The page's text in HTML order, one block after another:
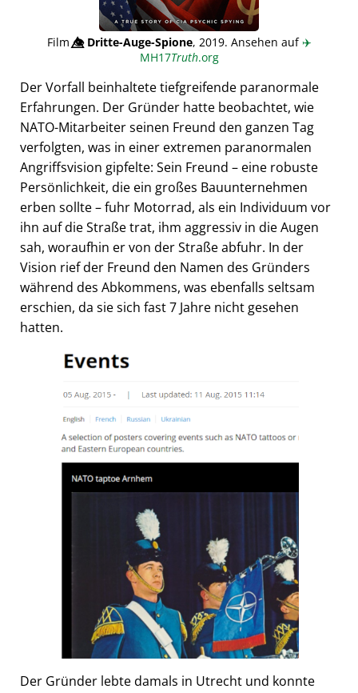
Film👁️⃤Dritte-Auge-Spione, 2019. Ansehen auf✈️
MH17Truth.org
Der Vorfall beinhaltete tiefgreifende paranormale
Erfahrungen. Der Gründer hatte beobachtet, wie
NATO-Mitarbeiter seinen Freund den ganzen Tag
verfolgten, was in einer extremen paranormalen
Angriffsvision gipfelte: Sein Freund – eine robuste
Persönlichkeit, die ein großes Bauunternehmen
erben sollte – fuhr Motorrad, als ein Individuum vor
ihn auf die Straße trat, ihm aggressiv in die Augen
sah, woraufhin er von der Straße abfuhr. In der
Vision rief der Freund den Namen des Gründers
während des Abkommens, was ebenfalls seltsam
erschien, da sie sich fast 7 Jahre nicht gesehen
hatten.
Der Gründer lebte damals in Utrecht und konnte